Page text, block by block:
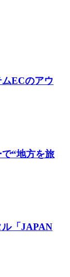
ECのアウ
“地方を旅
ル「JAPAN